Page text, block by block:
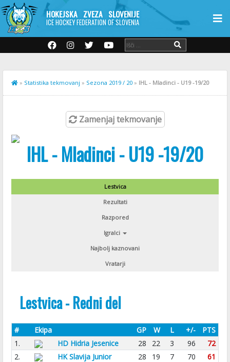
HOKEJSKA ZVEZA SLOVENIJE
ICE HOCKEY FEDERATION OF SLOVENIA
» Statistika tekmovanj » Sezona 2019 / 20 » IHL - Mladinci - U19 -19/20
Zamenjaj tekmovanje
IHL - Mladinci - U19 -19/20
Lestvica
Rezultati
Razpored
Igralci
Najbolj kaznovani
Vratarji
Lestvica - Redni del
# Ekipa GP W L +/-
PTS
1.
HD Hidria Jesenice 28 22 3 96
72
2.
HK Slavija Junior 28 19 7 70
61